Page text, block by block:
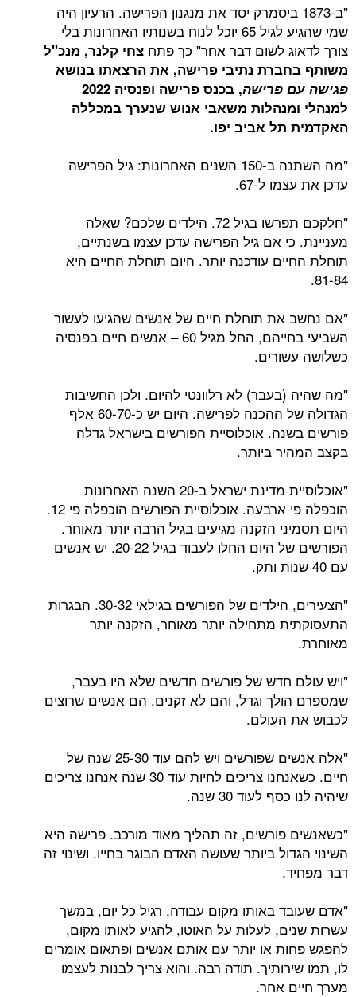
"ב-1873 ביסמרק יסד את מנגנון הפרישה. הרעיון היה
שמי שהגיע לגיל 65 יוכל לנוח בשנותיו האחרונות בלי
צורך לדאוג לשום דבר אחר" כך פתח צחי קלנר, מנכ"ל
משותף בחברת נתיבי פרישה, את הרצאתו בנושא
פגישה עם פרישה
, בכנס פרישה ופנסיה 2022
למנהלי ומנהלות משאבי אנוש שנערך במכללה
האקדמית תל אביב יפו.
"מה השתנה ב-150 השנים האחרונות: גיל הפרישה
עדכן את עצמו ל-67.
"חלקכם תפרשו בגיל 72. הילדים שלכם? שאלה
מעניינת. כי אם גיל הפרישה עדכן עצמו בשנתיים,
תוחלת החיים עודכנה יותר. היום תוחלת החיים היא
81-84.
"אם נחשב את תוחלת חיים של אנשים שהגיעו לעשור
השביעי בחייהם, החל מגיל 60 – אנשים חיים בפנסיה
כשלושה עשורים.
"מה שהיה (בעבר) לא רלוונטי להיום. ולכן החשיבות
הגדולה של ההכנה לפרישה. היום יש כ-60-70 אלף
פורשים בשנה. אוכלוסיית הפורשים בישראל גדלה
בקצב המהיר ביותר.
"אוכלוסיית מדינת ישראל ב-20 השנה האחרונות
הוכפלה פי ארבעה. אוכלוסיית הפורשים הוכפלה פי 12.
היום תסמיני הזקנה מגיעים בגיל הרבה יותר מאוחר.
הפורשים של היום החלו לעבוד בגיל 20-22. יש אנשים
עם 40 שנות ותק.
"הצעירים, הילדים של הפורשים בגילאי 30-32. הבגרות
התעסוקתית מתחילה יותר מאוחר, הזקנה יותר
מאוחרת.
"ויש עולם חדש של פורשים חדשים שלא היו בעבר,
שמספרם הולך וגדל, והם לא זקנים. הם אנשים שרוצים
לכבוש את העולם.
"אלה אנשים שפורשים ויש להם עוד 25-30 שנה של
חיים. כשאנחנו צריכים לחיות עוד 30 שנה אנחנו צריכים
שיהיה לנו כסף לעוד 30 שנה.
"כשאנשים פורשים, זה תהליך מאוד מורכב. פרישה היא
השינוי הגדול ביותר שעושה האדם הבוגר בחייו. ושינוי זה
דבר מפחיד.
"אדם שעובד באותו מקום עבודה, רגיל כל יום, במשך
עשרות שנים, לעלות על האוטו, להגיע לאותו מקום,
להפגש פחות או יותר עם אותם אנשים ופתאום אומרים
לו, תמו שירותיך. תודה רבה. והוא צריך לבנות לעצמו
מערך חיים אחר.